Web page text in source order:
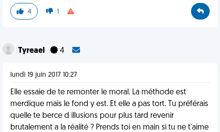
4 1
Tyreael 4
lundi 19 juin 2017 10:27
Elle essaie de te remonter le moral. La méthode est
merdique mais le fond y est. Et elle a pas tort. Tu préférais
quelle te berce d illusions pour plus tard revenir
brutalement a la réalité ? Prends toi en main si tu ne t'aime